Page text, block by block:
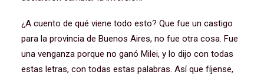
¿A cuento de qué viene todo esto? Que fue un castigo
para la provincia de Buenos Aires, no fue otra cosa. Fue
una venganza porque no ganó Milei, y lo dijo con todas
estas letras, con todas estas palabras. Así que fíjense,